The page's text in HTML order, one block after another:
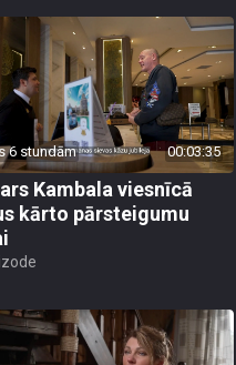
6 stundām 00:03:35
Kambala viesnīcā
kārto pārsteigumu